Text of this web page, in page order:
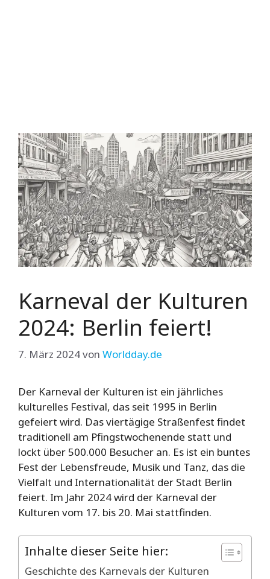
Karneval der Kulturen
2024: Berlin feiert!
7. März 2024von Worldday.de
Der Karneval der Kulturen ist ein jährliches
kulturelles Festival, das seit 1995 in Berlin
gefeiert wird. Das viertägige Straßenfest findet
traditionell am Pfingstwochenende statt und
lockt über 500.000 Besucher an. Es ist ein buntes
Fest der Lebensfreude, Musik und Tanz, das die
Vielfalt und Internationalität der Stadt Berlin
feiert. Im Jahr 2024 wird der Karneval der
Kulturen vom 17. bis 20. Mai stattfinden.
Inhalte dieser Seite hier:
Geschichte des Karnevals der Kulturen